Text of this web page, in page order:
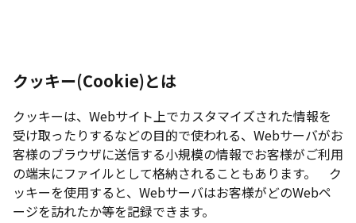
クッキー(Cookie)とは
クッキーは、Webサイト上でカスタマイズされた情報を
受け取ったりするなどの目的で使われる、Webサーバがお
客様のブラウザに送信する小規模の情報でお客様がご利用
の端末にファイルとして格納されることもあります。 ク
ッキーを使用すると、Webサーバはお客様がどのWebペ
ージを訪れたか等を記録できます。